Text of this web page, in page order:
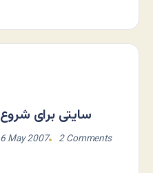
سایتی برای شروع
6 May 2007 2 Comments